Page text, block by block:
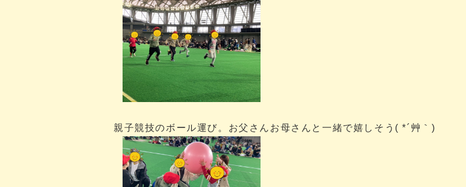
親子競技のボール運び。お父さんお母さんと一緒で嬉しそう( *´艸｀)